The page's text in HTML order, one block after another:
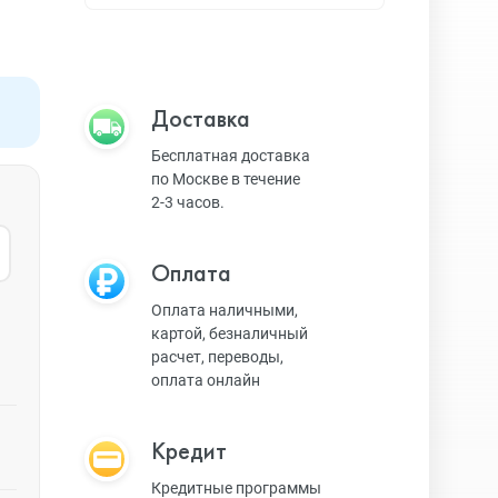
Magic Keyboard
ЗУ и кабели
Игровые консоли
Ремешки для AW
Доставка
Бесплатная доставка
по Москве в течение
2-3 часов.
Оплата
Оплата наличными,
картой, безналичный
расчет, переводы,
оплата онлайн
Кредит
Кредитные программы